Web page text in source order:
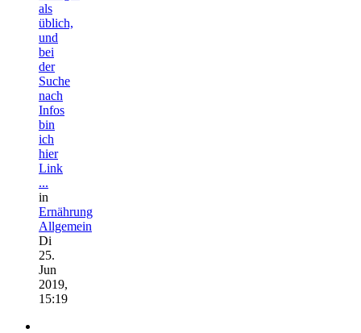
als
üblich,
und
bei
der
Suche
nach
Infos
bin
ich
hier
Link
...
in
Ernährung
Allgemein
Di
25.
Jun
2019,
15:19